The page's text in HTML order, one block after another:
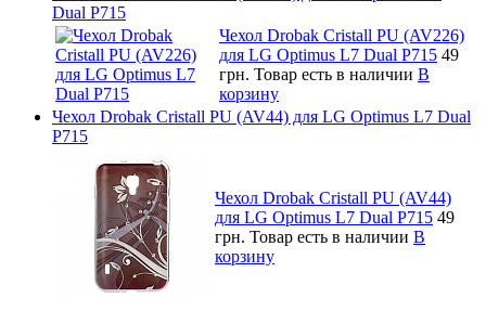
Dual P715
Чехол Drobak Cristall PU (AV226)
для LG Optimus L7 Dual P715 49
грн. Товар есть в наличии В
корзину
Чехол Drobak Cristall PU (AV44) для LG Optimus L7 Dual
P715
Чехол Drobak Cristall PU (AV44)
для LG Optimus L7 Dual P715 49
грн. Товар есть в наличии В
корзину